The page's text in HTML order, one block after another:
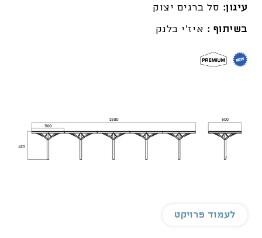
עיגון: סל ברגים יצוק
בשיתוף : איז'י בלנק
לעמוד פרויקט